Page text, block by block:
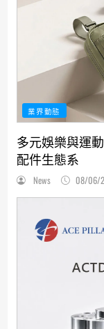
業界動態
多元娛樂與運
配件生態系
News 08/06/